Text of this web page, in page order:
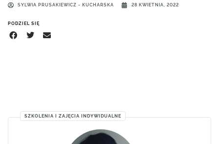
SYLWIA PRUSAKIEWICZ - KUCHARSKA
28 KWIETNIA, 2022
PODZIEL SIĘ
SZKOLENIA I ZAJĘCIA INDYWIDUALNE